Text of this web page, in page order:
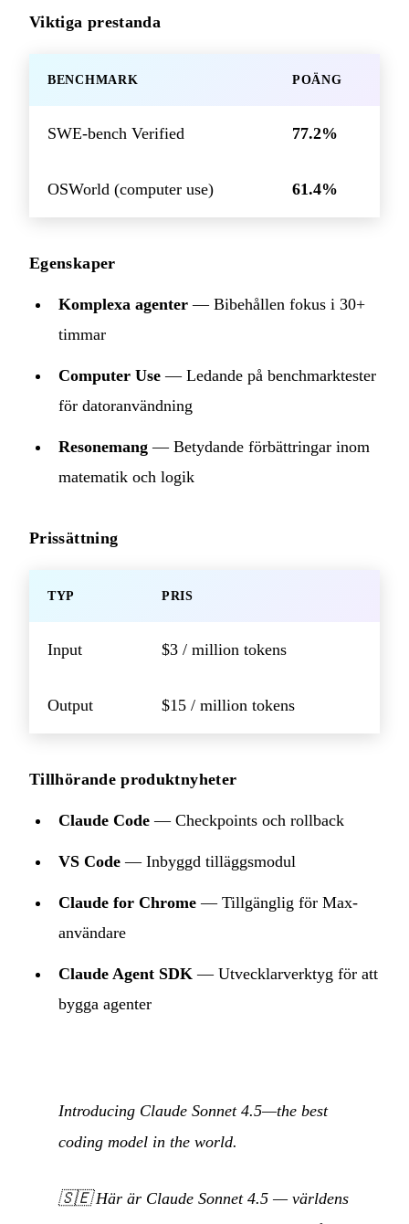
Viktiga prestanda
BENCHMARK POÄNG
SWE-bench Verified 77.2%
OSWorld (computer use) 61.4%
Egenskaper
Komplexa agenter — Bibehållen fokus i 30+
timmar
Computer Use — Ledande på benchmarktester
för datoranvändning
Resonemang — Betydande förbättringar inom
matematik och logik
Prissättning
TYP PRIS
Input $3 / million tokens
Output $15 / million tokens
Tillhörande produktnyheter
Claude Code — Checkpoints och rollback
VS Code — Inbyggd tilläggsmodul
Claude for Chrome — Tillgänglig för Max-
användare
Claude Agent SDK — Utvecklarverktyg för att
bygga agenter
Introducing Claude Sonnet 4.5—the best
coding model in the world.
🇸🇪Här är Claude Sonnet 4.5 — världens